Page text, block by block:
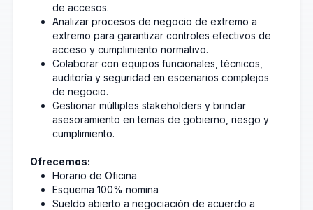
de accesos.
Analizar procesos de negocio de extremo a
extremo para garantizar controles efectivos de
acceso y cumplimiento normativo.
Colaborar con equipos funcionales, técnicos,
auditoría y seguridad en escenarios complejos
de negocio.
Gestionar múltiples stakeholders y brindar
asesoramiento en temas de gobierno, riesgo y
cumplimiento.
Ofrecemos:
Horario de Oficina
Esquema 100% nomina
Sueldo abierto a negociación de acuerdo a